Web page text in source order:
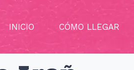
INICIO CÓMO LLEGAR